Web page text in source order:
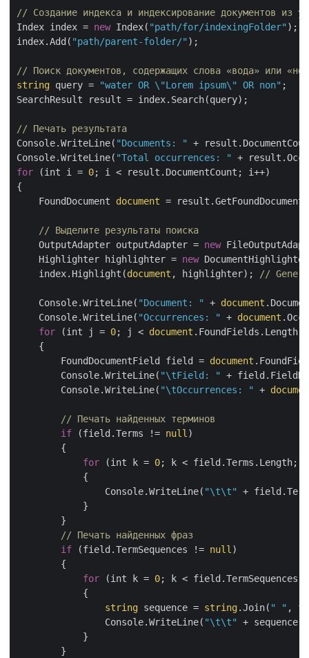
// Создание индекса и индексирование документов из
Index index = new Index( "path/for/indexingFolder" );
index.Add( "path/parent-folder/" );
// Поиск документов, содержащих слова «вода» или
string query = "water OR \"Lorem ipsum\" OR non" ;
SearchResult result = index.Search(query);
// Печать результата
Console.WriteLine( "Documents: "
+
Console.WriteLine( "Total occurrences: "
for (int i = 0; i < result.DocumentCount; i++)
{
    FoundDocument
document =
// Выделите результаты поиска
    OutputAdapter outputAdapter =
new
    Highlighter highlighter =
new
    index.Highlight(
document , highlighter); //
    Console.WriteLine(
"Document: " + document
    Console.WriteLine(
"Occurrences: " + document
for (int j = 0; j < document
    {
        FoundDocumentField field =
document
        Console.WriteLine(
"\tField: "
+
        Console.WriteLine(
"\tOccurrences: " +
// Печать найденных терминов
if (field.Terms != null )
        {
for (int k = 0; k < field.Terms.Length;
            {
                Console.WriteLine(
"\t\t"
+
            }
        }
// Печать найденных фраз
if (field.TermSequences != null )
        {
for (int k = 0; k <
            {
string sequence = string.Join( " " ,
                Console.WriteLine(
"\t\t"
+
            }
        }